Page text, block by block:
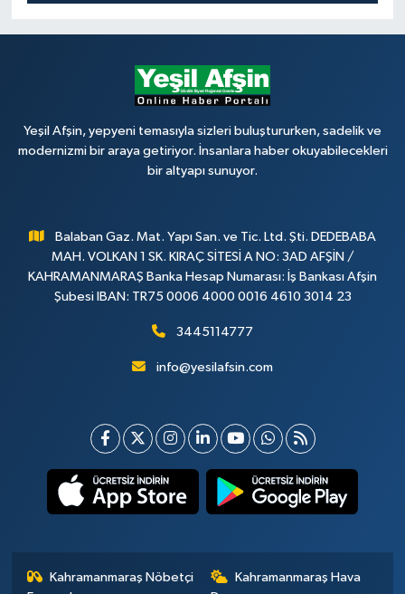
Yeşil Afşin, yepyeni temasıyla sizleri buluştururken, sadelik ve
modernizmi bir araya getiriyor. İnsanlara haber okuyabilecekleri
bir altyapı sunuyor.
Balaban Gaz. Mat. Yapı San. ve Tic. Ltd. Şti. DEDEBABA
MAH. VOLKAN 1 SK. KIRAÇ SİTESİ A NO: 3AD AFŞİN /
KAHRAMANMARAŞ Banka Hesap Numarası: İş Bankası Afşin
Şubesi IBAN: TR75 0006 4000 0016 4610 3014 23
3445114777
info@yesilafsin.com
Kahramanmaraş Nöbetçi
Kahramanmaraş Hava